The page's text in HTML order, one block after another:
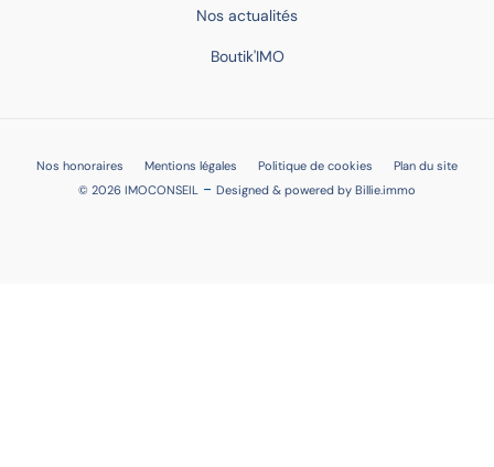
Nos actualités
Boutik'IMO
Nos honoraires Mentions légales Politique de cookies
Plan du site
© 2026 IMOCONSEIL - Designed & powered by Billie.immo